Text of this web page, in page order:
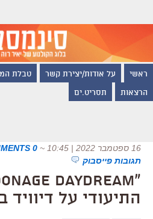
ראשי על אודות/יצירת קשר טבלת
הרצאות תסריט.ים
16 ספטמבר 2022 | 10:45 ~
0 COMMENTS
תגובות פייסבוק
התיעודי על דיוויד